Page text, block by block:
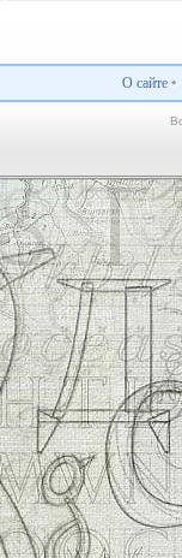
О сайте•